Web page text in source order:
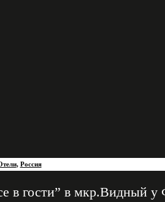
, Россия
в гости” в мкр.Видный